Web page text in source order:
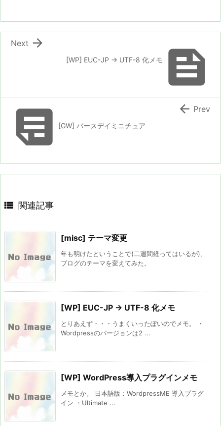

[WP] EUC-JP → UTF-8 化メモ

Next
[GW] バースデイミニチュア
 Prev
 関連記事
[misc] テーマ変更
年も明けたということで(二週間経ってはいるが)、
ブログのテーマを変えてみた。
[WP] EUC-JP → UTF-8 化メモ
とりあえず・・・うまくいったぽいのでメモ。 ・
Wordpressのバージョンは2 ...
[WP] WordPress導入プラグインメモ
メモとか。 日本語版：WordpressME 導入プラグ
イン ・Ultimate ...